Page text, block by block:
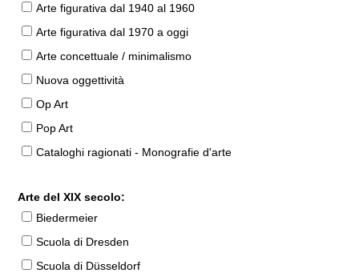
Arte figurativa dal 1940 al 1960
Arte figurativa dal 1970 a oggi
Arte concettuale / minimalismo
Nuova oggettività
Op Art
Pop Art
Cataloghi ragionati - Monografie d'arte
Arte del XIX secolo:
Biedermeier
Scuola di Dresden
Scuola di Düsseldorf